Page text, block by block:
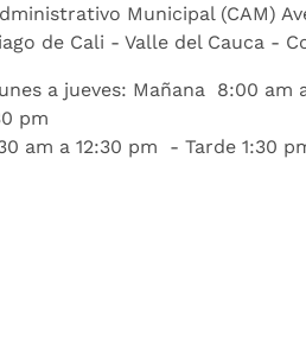
Municipal (CAM)
de Cali - Valle del Cauca -
a jueves: Mañana 8:00 am
pm
am a 12:30 pm - Tarde 1:30